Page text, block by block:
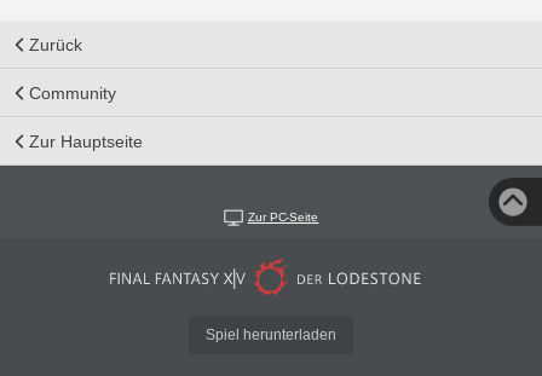
Zurück
Community
Zur Hauptseite
Zur PC-Seite
Spiel herunterladen